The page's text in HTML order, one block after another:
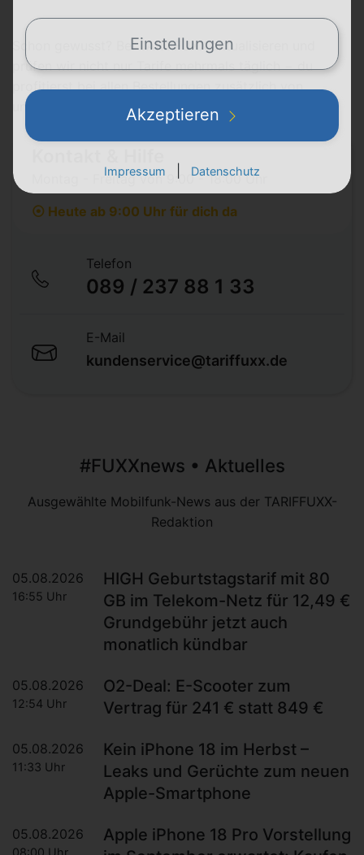
Schon gewusst? Bei TARIFFUXX aktualisieren und
prüfen wir nicht nur Tarife mehrmals täglich − du
profitierst bei allen Bestellungen zusätzlich von
unserem
Kundenservice
Montag - Freitag von 9:00 - 18:00 Uhr
⦿ Heute ab 9:00 Uhr für dich da
E-Mail
kundenservice@tariffuxx.de
Telefon
089 / 237 88 1 33
#FUXXnews • Aktuelles
Ausgewählte Mobilfunk-News aus der TARIFFUXX-
Redaktion
05.08.2026
16:55 Uhr
HIGH Geburtstagstarif mit 80
GB im Telekom-Netz für 12,49 €
Grundgebühr jetzt auch
monatlich kündbar
05.08.2026
12:54 Uhr
O2-Deal: E-Scooter zum
Vertrag für 241 € statt 849 €
05.08.2026
11:33 Uhr
Kein iPhone 18 im Herbst –
Leaks und Gerüchte zum neuen
Apple-Smartphone
05.08.2026
Apple iPhone 18 Pro Vorstellung
Einstellungen
Akzeptieren
Impressum Datenschutz